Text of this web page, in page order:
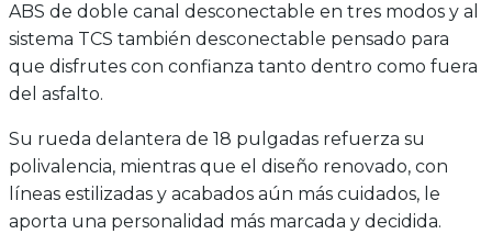
ABS de doble canal desconectable en tres modos y al
sistema TCS también desconectable pensado para
que disfrutes con confianza tanto dentro como fuera
del asfalto.
Su rueda delantera de 18 pulgadas refuerza su
polivalencia, mientras que el diseño renovado, con
líneas estilizadas y acabados aún más cuidados, le
aporta una personalidad más marcada y decidida.